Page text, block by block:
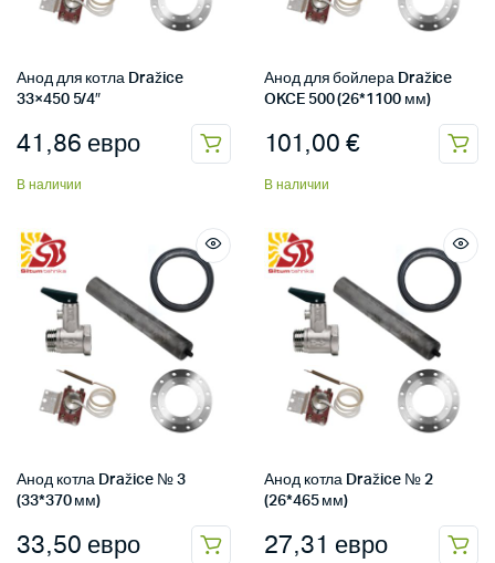
Анод для котла Dražice
33×450 5/4″
41,86 евро
В наличии
Анод для бойлера Dražice
OKCE 500 (26*1100 мм)
101,00 €
В наличии
Анод котла Dražice № 3
(33*370 мм)
33,50 евро
Анод котла Dražice № 2
(26*465 мм)
27,31 евро